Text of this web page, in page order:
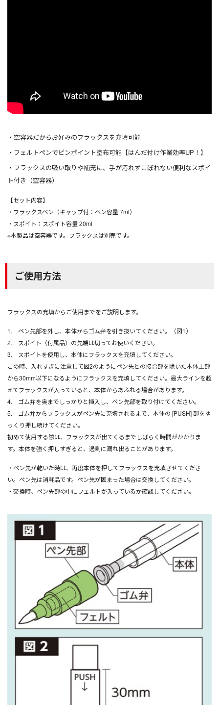
空容器だからお好みのフラックスを充填可能
フェルトペンでピンポイント塗布可能【はんだ付け作業効率UP！】
フラックスの吸い取りや補充に、手が汚れずこぼれない便利なスポイ
ト付き（空容器）
【セット内容】
・フラックスペン（キャップ付：ペン容量 7ml）
・スポイト：スポイト容量 20ml
※本製品は空容器です。フラックスは別売です。
ご使用方法
フラックスの充填からご使用までをご説明します。
1. ペン先部を外し、本体からゴム弁を引き抜いてください。（図1）
2. スポイト（付属品）の先端は切ってお使いください。
3. スポイトを使用し、本体にフラックスを充填してください。
この時、入れすぎに注意して図2のようにペン先との接合部を除いた本体上部
から30mm以下になるようにフラックスを充填してください。最大ラインを超
えてフラックスが入っていると、本体からあふれる場合があります。
4. ゴム弁を奥までしっかりと挿入し、ペン先部を取り付けてください。
5. ゴム弁からフラックスがペン先に充填されるまで、本体の [PUSH] 部をゆ
っくり押し続けてください。
初めて使用する際は、フラックスが出てくるまでしばらく時間がかかりま
す。本体を強く押しすぎると、過剰に漏れ出ることがあります。
・ペン先が乾いた時は、再度本体を押してフラックスを充填させてくださ
い。ペン先は消耗品です。ペン先が固まった場合は交換してください。
・交換時、ペン先部の中にフェルトが入っているか確認してください。